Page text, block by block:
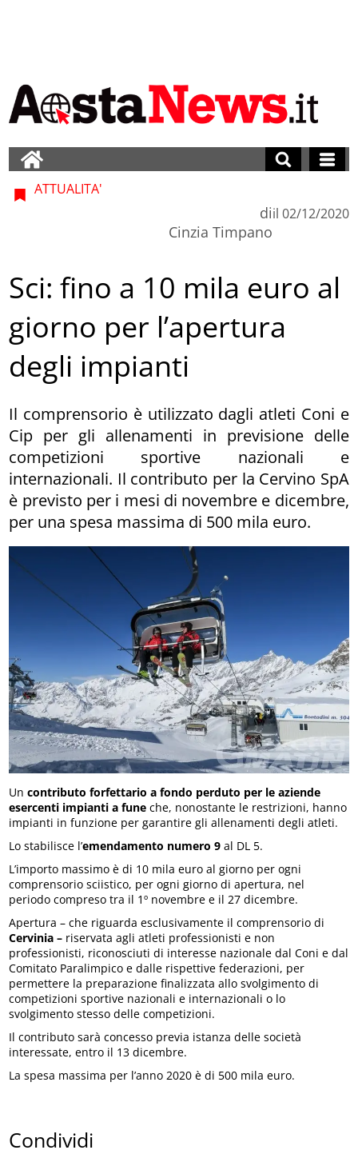
ATTUALITA'
di
Cinzia Timpano
il 02/12/2020
Sci: fino a 10 mila euro al
giorno per l’apertura
degli impianti
Il comprensorio è utilizzato dagli atleti Coni e
Cip per gli allenamenti in previsione delle
competizioni sportive nazionali e
internazionali. Il contributo per la Cervino SpA
è previsto per i mesi di novembre e dicembre,
per una spesa massima di 500 mila euro.
Un contributo forfettario a fondo perduto per le aziende
esercenti impianti a fune che, nonostante le restrizioni, hanno
impianti in funzione per garantire gli allenamenti degli atleti.
Lo stabilisce l’emendamento numero 9 al DL 5.
L’importo massimo è di 10 mila euro al giorno per ogni
comprensorio sciistico, per ogni giorno di apertura, nel
periodo compreso tra il 1º novembre e il 27 dicembre.
Apertura – che riguarda esclusivamente il comprensorio di
Cervinia – riservata agli atleti professionisti e non
professionisti, riconosciuti di interesse nazionale dal Coni e dal
Comitato Paralimpico e dalle rispettive federazioni, per
permettere la preparazione finalizzata allo svolgimento di
competizioni sportive nazionali e internazionali o lo
svolgimento stesso delle competizioni.
Il contributo sarà concesso previa istanza delle società
interessate, entro il 13 dicembre.
La spesa massima per l’anno 2020 è di 500 mila euro.
Condividi